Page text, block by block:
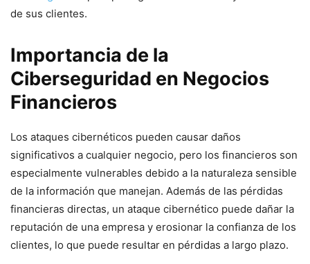
⁣de sus clientes.
Importancia de‍ la
Ciberseguridad en​ Negocios
⁤Financieros
Los ataques cibernéticos pueden​ causar daños
significativos a cualquier negocio, pero‍ los ⁢financieros son
especialmente ⁤vulnerables debido a la naturaleza sensible
de la ​información que‍ manejan. Además de ⁤las pérdidas
financieras⁣ directas, un‍ ataque cibernético puede dañar la‍
reputación de una empresa y ​erosionar la confianza ⁢de los
clientes, lo que ​puede⁤ resultar en ⁤pérdidas a largo plazo.